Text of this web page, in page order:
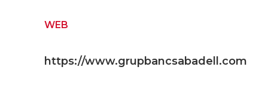
WEB
https://www.grupbancsabadell.com